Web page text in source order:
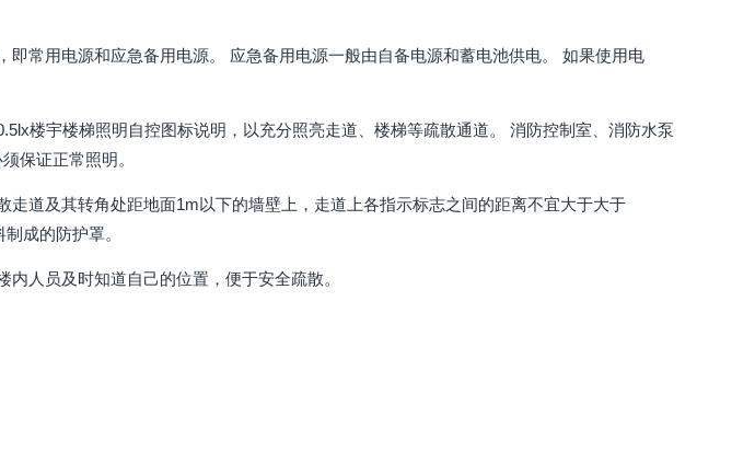
即常用电源和应急备用电源。 应急备用电源一般由自备电源和蓄电池供电。 如果使用电
楼宇楼梯照明自控图标说明，以充分照亮走道、楼梯等疏散通道。 消防控制室、消防水泵
保证正常照明。
走道及其转角处距地面1m以下的墙壁上，走道上各指示标志之间的距离不宜大于大于
成的防护罩。
人员及时知道自己的位置，便于安全疏散。